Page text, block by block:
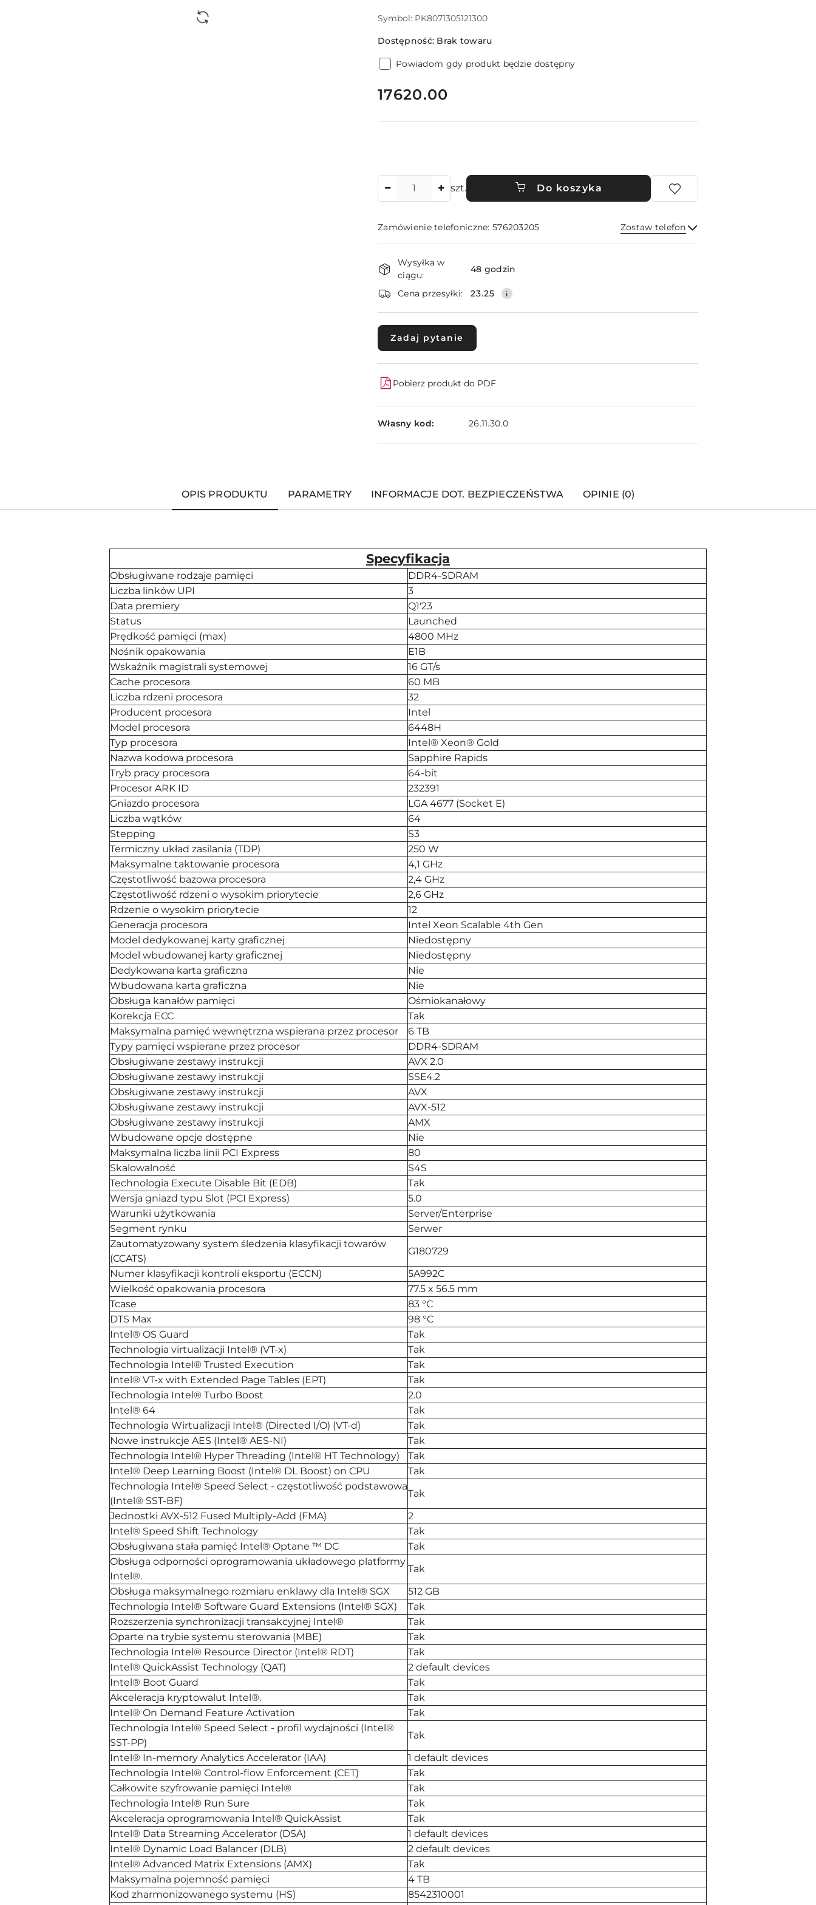
Symbol: PK8071305121300
Dostępność: Brak towaru
Powiadom gdy produkt będzie dostępny
cena:
17620.00
szt. Do koszyka
Zamówienie telefoniczne: 576203205 Zostaw telefon
Wyślij
Dostępność
i
dostawa
Wysyłka w
ciągu:
48 godzin
Cena przesyłki: 23.25
Zadaj pytanie
Pobierz produkt do PDF
Własny kod: 26.11.30.0
OPIS PRODUKTU PARAMETRY INFORMACJE DOT. BEZPIECZEŃSTWA OPINIE (0)
Specyfikacja
Obsługiwane rodzaje pamięci
DDR4-SDRAM
Liczba linków UPI
3
Data premiery
Q1'23
Status
Launched
Prędkość pamięci (max)
4800 MHz
Nośnik opakowania
E1B
Wskaźnik magistrali systemowej
16 GT/s
Cache procesora
60 MB
Liczba rdzeni procesora
32
Producent procesora
Intel
Model procesora
6448H
Typ procesora
Intel® Xeon® Gold
Nazwa kodowa procesora
Sapphire Rapids
Tryb pracy procesora
64-bit
Procesor ARK ID
232391
Gniazdo procesora
LGA 4677 (Socket E)
Liczba wątków
64
Stepping
S3
Termiczny układ zasilania (TDP)
250 W
Maksymalne taktowanie procesora
4,1 GHz
Częstotliwość bazowa procesora
2,4 GHz
Częstotliwość rdzeni o wysokim priorytecie
2,6 GHz
Rdzenie o wysokim priorytecie
12
Generacja procesora
Intel Xeon Scalable 4th Gen
Model dedykowanej karty graficznej
Niedostępny
Model wbudowanej karty graficznej
Niedostępny
Dedykowana karta graficzna
Nie
Wbudowana karta graficzna
Nie
Obsługa kanałów pamięci
Ośmiokanałowy
Korekcja ECC
Tak
Maksymalna pamięć wewnętrzna wspierana przez procesor
6 TB
Typy pamięci wspierane przez procesor
DDR4-SDRAM
Obsługiwane zestawy instrukcji
AVX 2.0
Obsługiwane zestawy instrukcji
SSE4.2
Obsługiwane zestawy instrukcji
AVX
Obsługiwane zestawy instrukcji
AVX-512
Obsługiwane zestawy instrukcji
AMX
Wbudowane opcje dostępne
Nie
Maksymalna liczba linii PCI Express
80
Skalowalność
S4S
Technologia Execute Disable Bit (EDB)
Tak
Wersja gniazd typu Slot (PCI Express)
5.0
Warunki użytkowania
Server/Enterprise
Segment rynku
Serwer
Zautomatyzowany system śledzenia klasyfikacji towarów
(CCATS)
G180729
Numer klasyfikacji kontroli eksportu (ECCN)
5A992C
Wielkość opakowania procesora
77.5 x 56.5 mm
Tcase
83 °C
DTS Max
98 °C
Intel® OS Guard
Tak
Technologia virtualizacji Intel® (VT-x)
Tak
Technologia Intel® Trusted Execution
Tak
Intel® VT-x with Extended Page Tables (EPT)
Tak
Technologia Intel® Turbo Boost
2.0
Intel® 64
Tak
Technologia Wirtualizacji Intel® (Directed I/O) (VT-d)
Tak
Nowe instrukcje AES (Intel® AES-NI)
Tak
Technologia Intel® Hyper Threading (Intel® HT Technology)
Tak
Intel® Deep Learning Boost (Intel® DL Boost) on CPU
Tak
Technologia Intel® Speed Select - częstotliwość podstawowa
(Intel® SST-BF)
Tak
Jednostki AVX-512 Fused Multiply-Add (FMA)
2
Intel® Speed Shift Technology
Tak
Obsługiwana stała pamięć Intel® Optane ™ DC
Tak
Obsługa odporności oprogramowania układowego platformy
Intel®.
Tak
Obsługa maksymalnego rozmiaru enklawy dla Intel® SGX
512 GB
Technologia Intel® Software Guard Extensions (Intel® SGX)
Tak
Rozszerzenia synchronizacji transakcyjnej Intel®
Tak
Oparte na trybie systemu sterowania (MBE)
Tak
Technologia Intel® Resource Director (Intel® RDT)
Tak
Intel® QuickAssist Technology (QAT)
2 default devices
Intel® Boot Guard
Tak
Akceleracja kryptowalut Intel®.
Tak
Intel® On Demand Feature Activation
Tak
Technologia Intel® Speed Select - profil wydajności (Intel®
SST-PP)
Tak
Intel® In-memory Analytics Accelerator (IAA)
1 default devices
Technologia Intel® Control-flow Enforcement (CET)
Tak
Całkowite szyfrowanie pamięci Intel®
Tak
Technologia Intel® Run Sure
Tak
Akceleracja oprogramowania Intel® QuickAssist
Tak
Intel® Data Streaming Accelerator (DSA)
1 default devices
Intel® Dynamic Load Balancer (DLB)
2 default devices
Intel® Advanced Matrix Extensions (AMX)
Tak
Maksymalna pojemność pamięci
4 TB
Kod zharmonizowanego systemu (HS)
8542310001